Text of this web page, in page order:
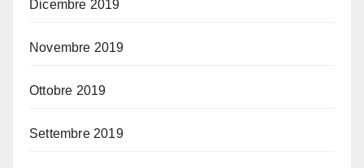
Dicembre 2019
Novembre 2019
Ottobre 2019
Settembre 2019